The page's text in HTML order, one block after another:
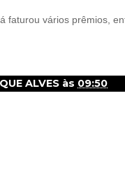
faturou vários prêmios,
ALVES às 09:50